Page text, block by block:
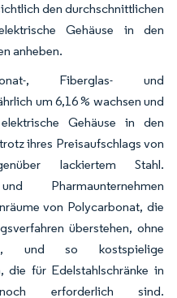
den durchschnittlichen
Gehäuse in den
anheben.
, Fiberglas- und
um 6,16 % wachsen und
Gehäuse in den
ihres Preisaufschlags von
lackiertem Stahl.
Pharmaunternehmen
von Polycarbonat, die
überstehen, ohne
und so kostspielige
die für Edelstahlschränke in
erforderlich sind.